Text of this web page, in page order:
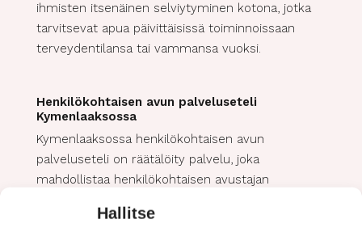
Hallitse
ihmisten itsenäinen selviytyminen kotona, jotka
tarvitsevat apua päivittäisissä toiminnoissaan
terveydentilansa tai vammansa vuoksi.
Henkilökohtaisen avun palveluseteli
Kymenlaaksossa
Kymenlaaksossa henkilökohtaisen avun
palveluseteli on räätälöity palvelu, joka
mahdollistaa henkilökohtaisen avustajan
vuoksi selviydy arkipäivän askareista itsenäisesti.